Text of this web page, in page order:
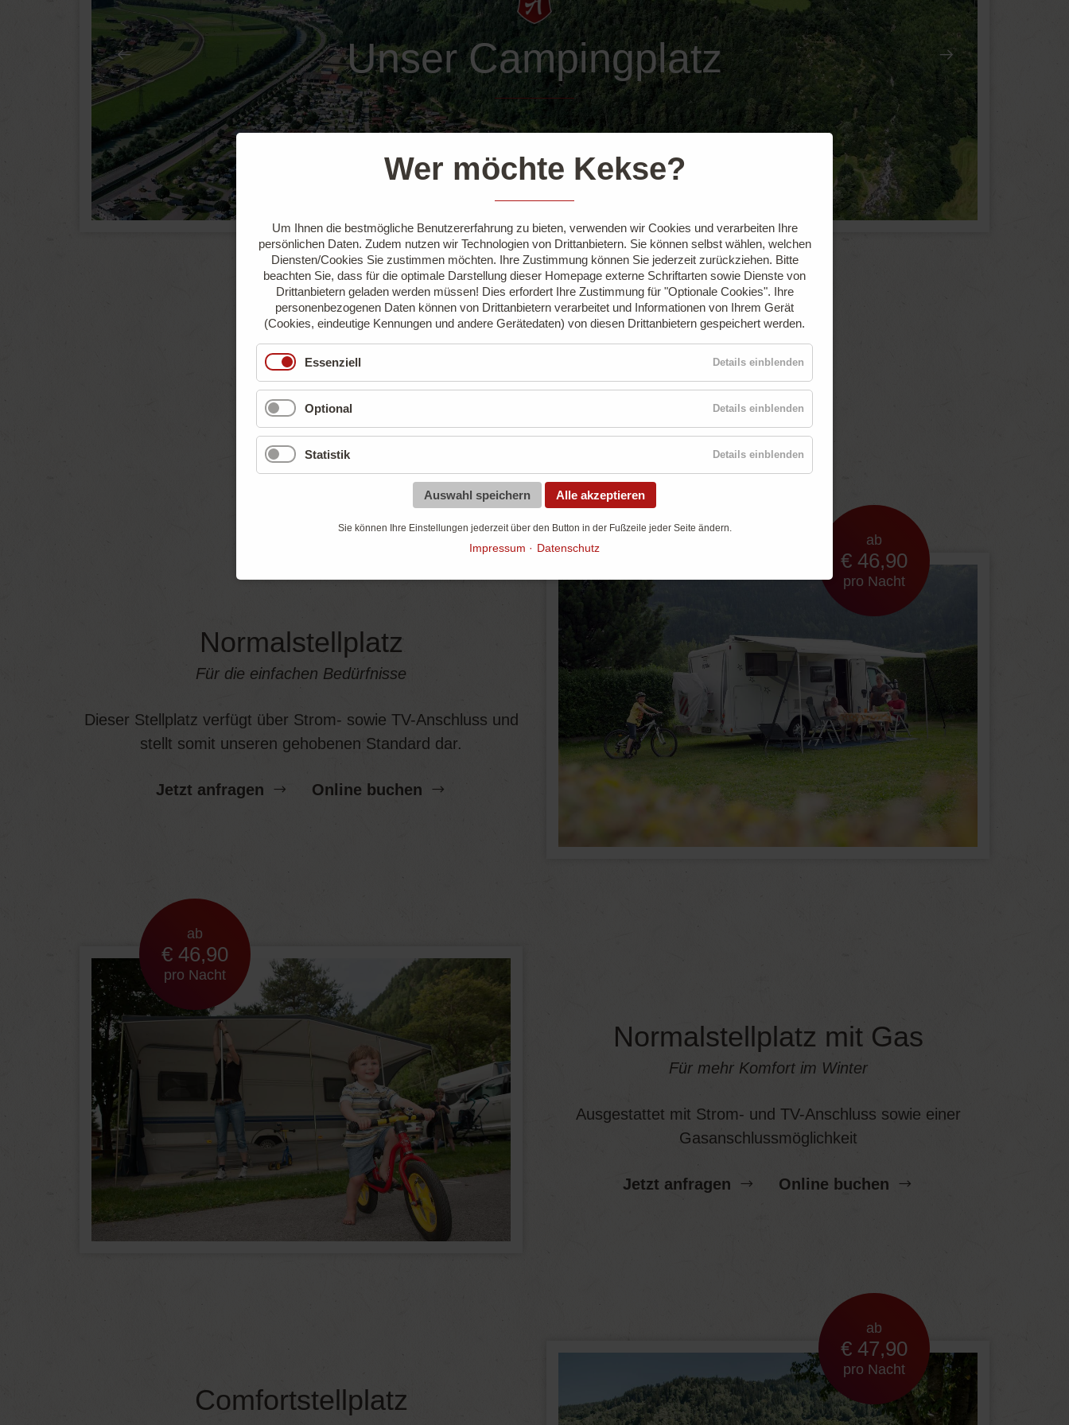
Unser Campingplatz
Unsere Stellplätze
Für jeden Geschmack das perfekte Angebot
Normalstellplatz
Für die einfachen Bedürfnisse
Dieser Stellplatz verfügt über Strom- sowie TV-Anschluss und
stellt somit unseren gehobenen Standard dar.
Jetzt anfragen Online buchen
ab
€ 46,90
pro Nacht
ab
€ 46,90
pro Nacht
Normalstellplatz mit Gas
Für mehr Komfort im Winter
Ausgestattet mit Strom- und TV-Anschluss sowie einer
Gasanschlussmöglichkeit
Jetzt anfragen Online buchen
Comfortstellplatz
ab
€ 47,90
pro Nacht
Wer möchte Kekse?
Um Ihnen die bestmögliche Benutzererfahrung zu bieten, verwenden wir Cookies und verarbeiten Ihre
persönlichen Daten. Zudem nutzen wir Technologien von Drittanbietern. Sie können selbst wählen, welchen
Diensten/Cookies Sie zustimmen möchten. Ihre Zustimmung können Sie jederzeit zurückziehen. Bitte
beachten Sie, dass für die optimale Darstellung dieser Homepage externe Schriftarten sowie Dienste von
Drittanbietern geladen werden müssen! Dies erfordert Ihre Zustimmung für "Optionale Cookies". Ihre
personenbezogenen Daten können von Drittanbietern verarbeitet und Informationen von Ihrem Gerät
(Cookies, eindeutige Kennungen und andere Gerätedaten) von diesen Drittanbietern gespeichert werden.
Essenziell Details einblenden
Optional Details einblenden
Statistik Details einblenden
Auswahl speichern Alle akzeptieren
Sie können Ihre Einstellungen jederzeit über den Button in der Fußzeile jeder Seite ändern.
Impressum Datenschutz